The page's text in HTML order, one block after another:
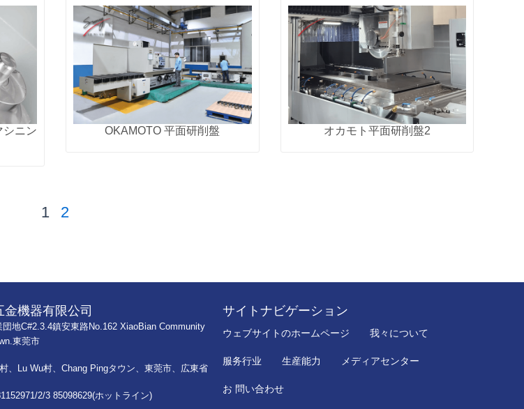
シニン
OKAMOTO 平面研削盤 オカモト平面研削盤2
1 2
機器有限公司
地C#2.3.4鎮安東路No.162 XiaoBian Community
東莞市
、Lu Wu村、Chang Pingタウン、東莞市、広東省
2/3 85098629(ホットライン)
サイトナビゲーション
ウェブサイトのホームページ 我々について
服务行业 生産能力 メディアセンター
お 問い合わせ